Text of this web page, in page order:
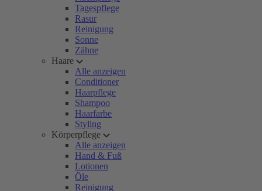
Tagespflege
Rasur
Reinigung
Sonne
Zähne
Haare
Alle anzeigen
Conditioner
Haarpflege
Shampoo
Haarfarbe
Styling
Körperpflege
Alle anzeigen
Hand & Fuß
Lotionen
Öle
Reinigung